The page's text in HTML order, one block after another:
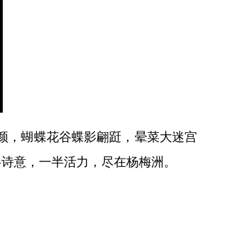
，蝴蝶花谷蝶影翩跹，晕菜大迷宫
意，一半活力，尽在杨梅洲。